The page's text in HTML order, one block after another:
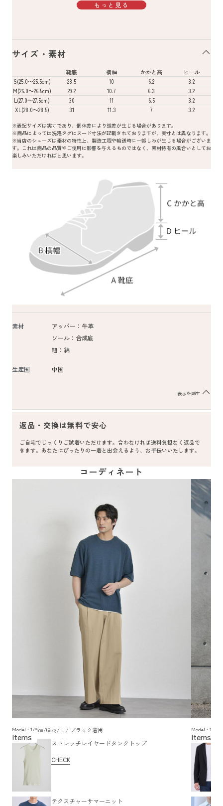
もっと見る
サイズ・素材
靴底 横幅 かかと高
ヒール
S(25.0～25.5cm)
28.5 10 6.2
3.2
M(26.0～26.5cm)
29.2 10.7 6.3
3.2
L(27.0～27.5cm)
30 11 6.5
3.2
XL(28.0～28.5)
31 11.3 7 3.2
※表記サイズは実寸であり、個体差により誤差が生じる場合があります。
※商品によっては洗濯タグにヌード寸法が記載されておりますが、実寸とは異なります。
※当店のシューズは素材の特性上、製造工程や輸送時に一部しわが生じる場合がございま
す。これは商品の品質やご使用に影響を与えるものではなく、素材特有の風合いとしてお
楽しみいただければと思います。
素材
アッパー：牛革
ソール：合成底
紐：綿
生産国 中国
表示を隠す
返品・交換は無料で安心
ご自宅でじっくりご試着いただけます。合わなければ送料負担なく返品で
きます。あなたにぴったりの一着と出会えるよう、お手伝いいたします。
コーディネート
Model : 179㎝/66㎏/ L / ブラック着用
ストレッチレイヤードタンクトップ
CHECK
テクスチャーサマーニット
Model : 179